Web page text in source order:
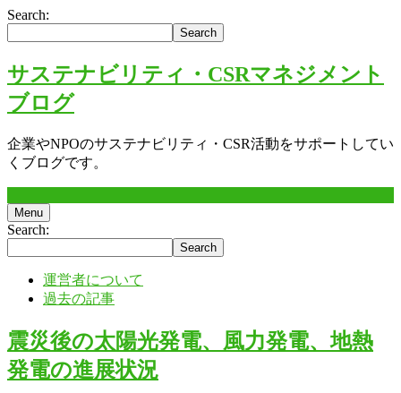
Search:
サステナビリティ・CSRマネジメント
ブログ
企業やNPOのサステナビリティ・CSR活動をサポートしてい
くブログです。
Menu
Search:
運営者について
過去の記事
震災後の太陽光発電、風力発電、地熱
発電の進展状況